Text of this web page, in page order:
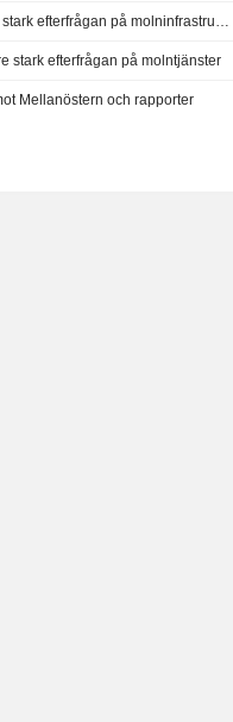
Akamai överträffar förväntningarna tack vare stark efterfrågan på molninfrastruktur
stark efterfrågan på molntjänster
Mellanöstern och rapporter